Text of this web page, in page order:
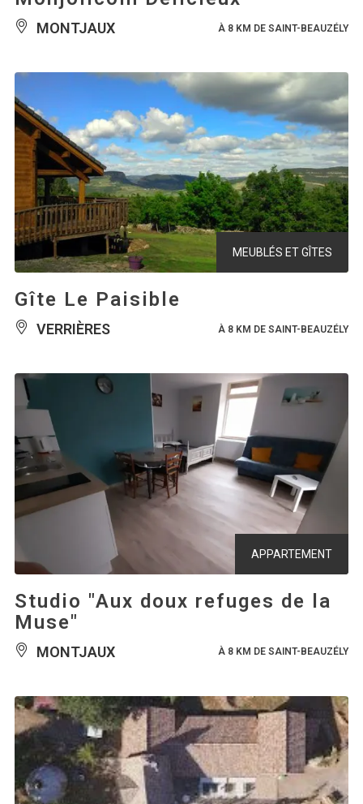
MONTJAUX À 8 KM DE SAINT-BEAUZÉLY
MEUBLÉS ET GÎTES
Gîte Le Paisible
VERRIÈRES À 8 KM DE SAINT-BEAUZÉLY
APPARTEMENT
Studio "Aux doux refuges de la
Muse"
MONTJAUX À 8 KM DE SAINT-BEAUZÉLY